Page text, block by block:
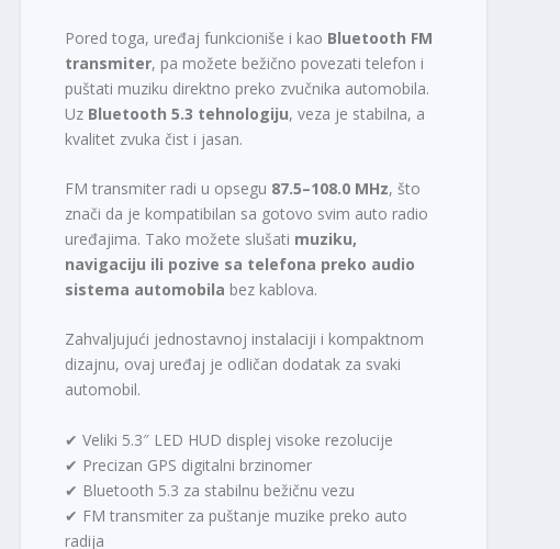
Pored toga, uređaj funkcioniše i kao Bluetooth FM
transmiter, pa možete bežično povezati telefon i
puštati muziku direktno preko zvučnika automobila.
Uz Bluetooth 5.3 tehnologiju, veza je stabilna, a
kvalitet zvuka čist i jasan.
FM transmiter radi u opsegu 87.5–108.0 MHz, što
znači da je kompatibilan sa gotovo svim auto radio
uređajima. Tako možete slušati muziku,
navigaciju ili pozive sa telefona preko audio
sistema automobila bez kablova.
Zahvaljujući jednostavnoj instalaciji i kompaktnom
dizajnu, ovaj uređaj je odličan dodatak za svaki
automobil.
✔ Veliki 5.3″ LED HUD displej visoke rezolucije
✔ Precizan GPS digitalni brzinomer
✔ Bluetooth 5.3 za stabilnu bežičnu vezu
✔ FM transmiter za puštanje muzike preko auto
radija